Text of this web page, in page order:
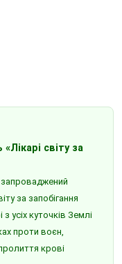
світу за
за запобігання
з усіх куточків Землі
проти воєн,
крові